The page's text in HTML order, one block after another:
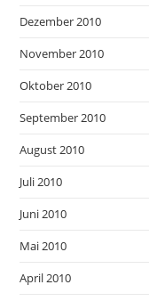
Dezember 2010
November 2010
Oktober 2010
September 2010
August 2010
Juli 2010
Juni 2010
Mai 2010
April 2010